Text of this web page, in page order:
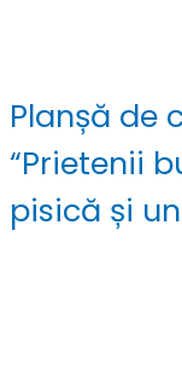
Planșă de
“Prietenii
pisică și